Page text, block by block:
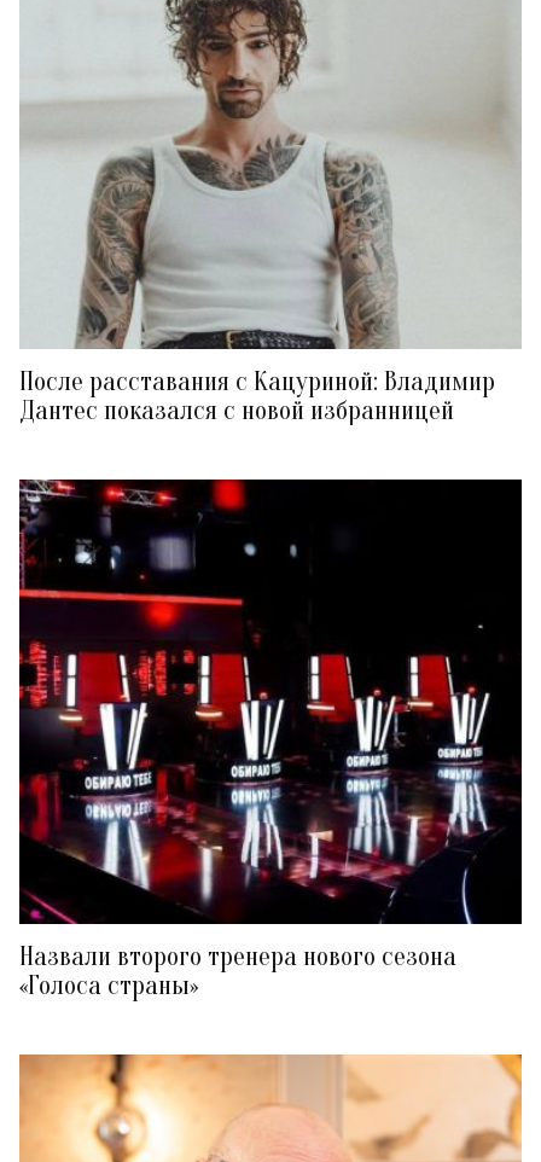
После расставания с Кацуриной: Владимир
Дантес показался с новой избранницей
Назвали второго тренера нового сезона
«Голоса страны»